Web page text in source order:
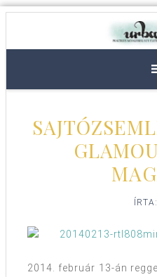
ÍRTA:
2014. február 13-án